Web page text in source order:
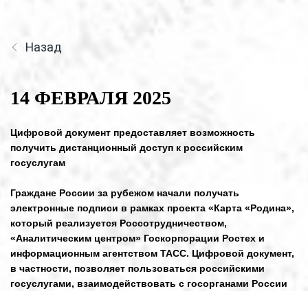
Назад
14 ФЕВРАЛЯ 2025
Цифровой документ предоставляет возможность
получить дистанционный доступ к российским
госуслугам
Граждане России за рубежом начали получать
электронные подписи в рамках проекта «Карта «Родина»,
который реализуется Россотрудничеством,
«Аналитическим центром» Госкорпорации Ростех и
информационным агентством ТАСС. Цифровой документ,
в частности, позволяет пользоваться российскими
госуслугами, взаимодействовать с госорганами России